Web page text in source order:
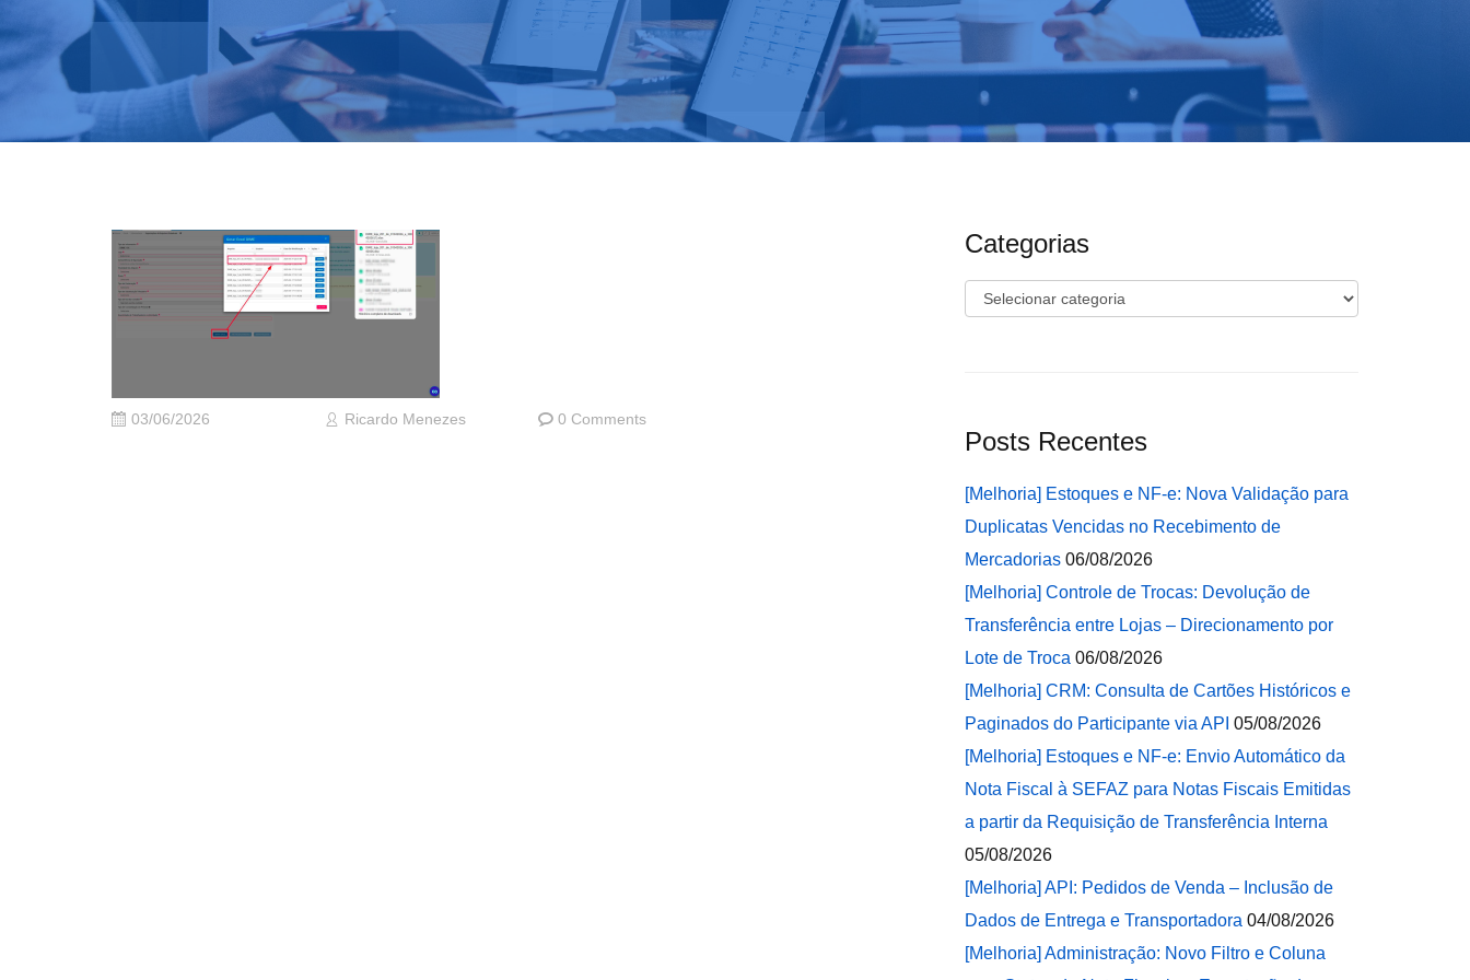
03/06/2026 Ricardo Menezes 0 Comments
Categorias
Categorias
Posts Recentes
[Melhoria] Estoques e NF-e: Nova Validação para
Duplicatas Vencidas no Recebimento de
Mercadorias 06/08/2026
[Melhoria] Controle de Trocas: Devolução de
Transferência entre Lojas – Direcionamento por
Lote de Troca 06/08/2026
[Melhoria] CRM: Consulta de Cartões Históricos e
Paginados do Participante via API 05/08/2026
[Melhoria] Estoques e NF-e: Envio Automático da
Nota Fiscal à SEFAZ para Notas Fiscais Emitidas
a partir da Requisição de Transferência Interna
05/08/2026
[Melhoria] API: Pedidos de Venda – Inclusão de
Dados de Entrega e Transportadora 04/08/2026
[Melhoria] Administração: Novo Filtro e Coluna